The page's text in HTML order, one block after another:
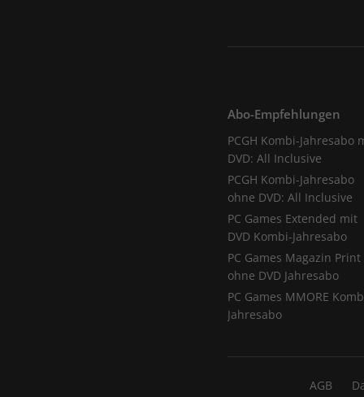
Abo-Empfehlungen
PCGH Kombi-Jahresabo
DVD: All Inclusive
PCGH Kombi-Jahresabo
ohne DVD: All Inclusive
PC Games Extended mit
DVD Kombi-Jahresabo
PC Games Magazin Print
ohne DVD Jahresabo
PC Games MMORE
Jahresabo
AGB